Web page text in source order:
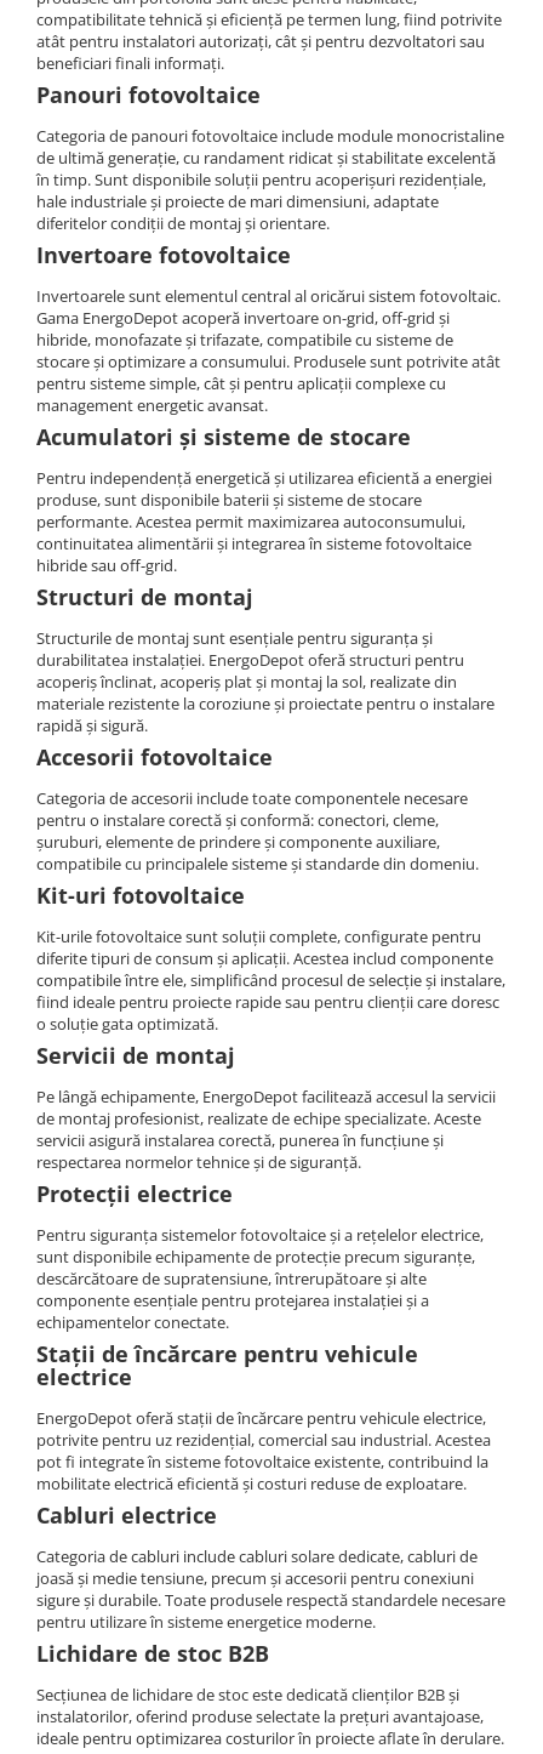
HV
US
SMA
Sungrow
SBH
SBR battery
SBS
Accesorii stocare
Cabluri aluminiu coaxial
bransament
Cabluri aluminiu nearmat
Cabluri aluminiu tip Enel
Cabluri aluminiu torsadat/aerian
Cabluri energie joasa tensiune -
cupru
Cabluri cupru armat
Cabluri cupru coaxial bransament
Cabluri cupru flexibil
Cabluri cupru nearmat
Cabluri cupru rezistente la foc
Cabluri flexibile
Cabluri flexibile plate
Cabluri medie tensiune aluminiu
Cabluri optice
Cabluri semnalizare si control
Cabluri speciale
Conductori flexibili cupru
Conductori rigizi
Conductori rigizi cupru
Cabluri alarma
Cabluri semnalizare incendiu
Cabluri semnalizare si control
ecranate
Cutie ABS modulara
Doze
Doze aparat
Jgheab metalic perforat
Jgheab tip sarma
Tablou metalic
Tablou organizare santier echipat
Tablou organizare santier necablat
Tub flexibil
Tub flexibil dublu perete (corugata)
Tub flexibil metalic
Intrerupatoare automate
AFDD
Intrerupatoare automate de putere
diferentiale
Intrerupatoare automate modulare
Separator sarcina
Separator fuzibil
Separator fuzibil aplicatii
fotovoltaice
Sigurante fuzibile
Aplica LED
Corpuri solare
Corpuri solare decorative
Instalatii sarbatori
Lanterne
Stalpi de iluminat
compatibilitate tehnică și eficiență pe termen lung, fiind potrivite
atât pentru instalatori autorizați, cât și pentru dezvoltatori sau
beneficiari finali informați.
Panouri fotovoltaice
Categoria de panouri fotovoltaice include module monocristaline
de ultimă generație, cu randament ridicat și stabilitate excelentă
în timp. Sunt disponibile soluții pentru acoperișuri rezidențiale,
hale industriale și proiecte de mari dimensiuni, adaptate
diferitelor condiții de montaj și orientare.
Invertoare fotovoltaice
Invertoarele sunt elementul central al oricărui sistem fotovoltaic.
Gama EnergoDepot acoperă invertoare on-grid, off-grid și
hibride, monofazate și trifazate, compatibile cu sisteme de
stocare și optimizare a consumului. Produsele sunt potrivite atât
pentru sisteme simple, cât și pentru aplicații complexe cu
management energetic avansat.
Acumulatori și sisteme de stocare
Pentru independență energetică și utilizarea eficientă a energiei
produse, sunt disponibile baterii și sisteme de stocare
performante. Acestea permit maximizarea autoconsumului,
continuitatea alimentării și integrarea în sisteme fotovoltaice
hibride sau off-grid.
Structuri de montaj
Structurile de montaj sunt esențiale pentru siguranța și
durabilitatea instalației. EnergoDepot oferă structuri pentru
acoperiș înclinat, acoperiș plat și montaj la sol, realizate din
materiale rezistente la coroziune și proiectate pentru o instalare
rapidă și sigură.
Accesorii fotovoltaice
Categoria de accesorii include toate componentele necesare
pentru o instalare corectă și conformă: conectori, cleme,
șuruburi, elemente de prindere și componente auxiliare,
compatibile cu principalele sisteme și standarde din domeniu.
Kit-uri fotovoltaice
Kit-urile fotovoltaice sunt soluții complete, configurate pentru
diferite tipuri de consum și aplicații. Acestea includ componente
compatibile între ele, simplificând procesul de selecție și instalare,
fiind ideale pentru proiecte rapide sau pentru clienții care doresc
o soluție gata optimizată.
Servicii de montaj
Pe lângă echipamente, EnergoDepot facilitează accesul la servicii
de montaj profesionist, realizate de echipe specializate. Aceste
servicii asigură instalarea corectă, punerea în funcțiune și
respectarea normelor tehnice și de siguranță.
Protecții electrice
Pentru siguranța sistemelor fotovoltaice și a rețelelor electrice,
sunt disponibile echipamente de protecție precum siguranțe,
descărcătoare de supratensiune, întrerupătoare și alte
componente esențiale pentru protejarea instalației și a
echipamentelor conectate.
Stații de încărcare pentru vehicule
electrice
EnergoDepot oferă stații de încărcare pentru vehicule electrice,
potrivite pentru uz rezidențial, comercial sau industrial. Acestea
pot fi integrate în sisteme fotovoltaice existente, contribuind la
mobilitate electrică eficientă și costuri reduse de exploatare.
Cabluri electrice
Categoria de cabluri include cabluri solare dedicate, cabluri de
joasă și medie tensiune, precum și accesorii pentru conexiuni
sigure și durabile. Toate produsele respectă standardele necesare
pentru utilizare în sisteme energetice moderne.
Lichidare de stoc B2B
Secțiunea de lichidare de stoc este dedicată clienților B2B și
instalatorilor, oferind produse selectate la prețuri avantajoase,
ideale pentru optimizarea costurilor în proiecte aflate în derulare.